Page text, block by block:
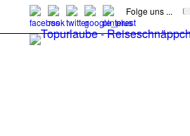
Folge uns ...